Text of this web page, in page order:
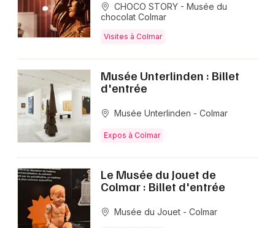
CHOCO STORY - Musée du
chocolat Colmar
Visites à Colmar
Musée Unterlinden : Billet
d'entrée
Musée Unterlinden - Colmar
Expos à Colmar
Le Musée du Jouet de
Colmar : Billet d'entrée
Musée du Jouet - Colmar